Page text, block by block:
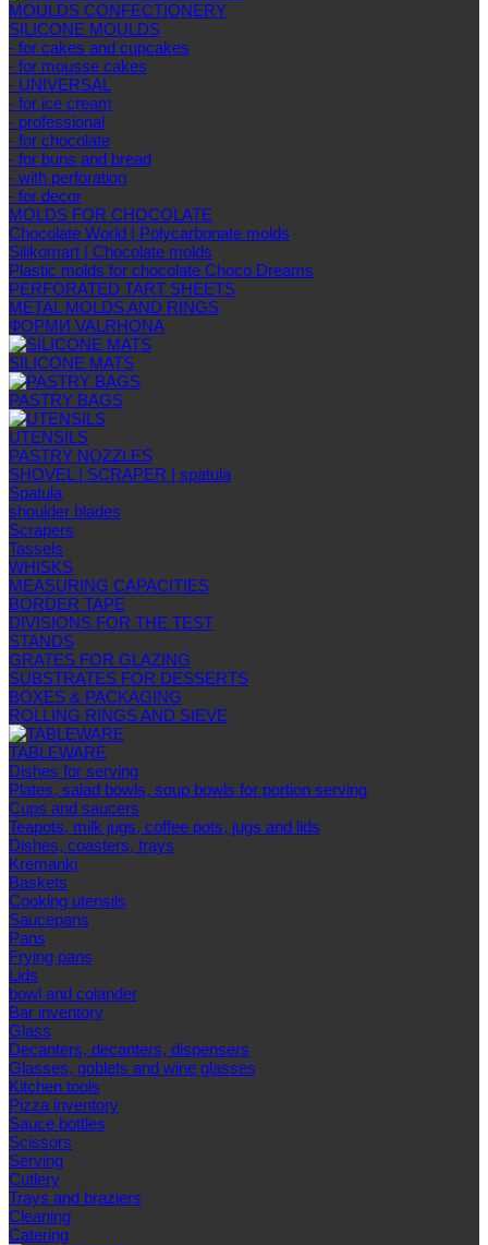
MOULDS CONFECTIONERY
SILICONE MOULDS
- for cakes and cupcakes
- for mousse cakes
- UNIVERSAL
- for ice cream
- professional
- for chocolate
- for buns and bread
- with perforation
- for decor
MOLDS FOR CHOCOLATE
Chocolate World | Polycarbonate molds
Silikomart | Chocolate molds
Plastic molds for chocolate Choco Dreams
PERFORATED TART SHEETS
METAL MOLDS AND RINGS
ФОРМИ VALRHONA
SILICONE MATS
PASTRY BAGS
UTENSILS
PASTRY NOZZLES
SHOVEL | SCRAPER | spatula
Spatula
shoulder blades
Scrapers
Tassels
WHISKS
MEASURING CAPACITIES
BORDER TAPE
DIVISIONS FOR THE TEST
STANDS
GRATES FOR GLAZING
SUBSTRATES FOR DESSERTS
BOXES & PACKAGING
ROLLING RINGS AND SIEVE
TABLEWARE
Dishes for serving
Plates, salad bowls, soup bowls for portion serving
Cups and saucers
Teapots, milk jugs, coffee pots, jugs and lids
Dishes, coasters, trays
Kremanki
Baskets
Cooking utensils
Saucepans
Pans
Frying pans
Lids
bowl and colander
Bar inventory
Glass
Decanters, decanters, dispensers
Glasses, goblets and wine glasses
Kitchen tools
Pizza inventory
Sauce bottles
Scissors
Serving
Cutlery
Trays and braziers
Сleaning
Catering